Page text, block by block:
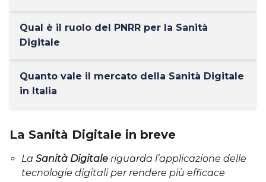
Qual è il ruolo del PNRR per la Sanità
Digitale
Quanto vale il mercato della Sanità Digitale
in Italia
La Sanità Digitale in breve
La Sanità Digitale riguarda l’applicazione delle
tecnologie digitali per rendere più efficace